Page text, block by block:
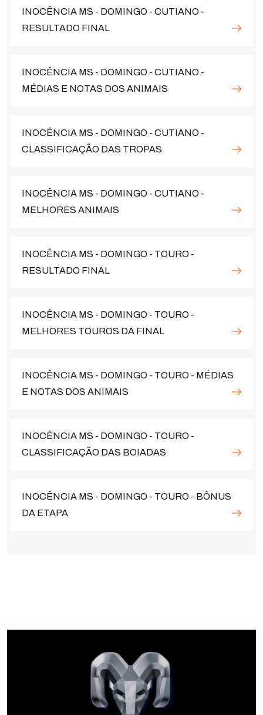
INOCÊNCIA MS - DOMINGO - CUTIANO -
RESULTADO FINAL
INOCÊNCIA MS - DOMINGO - CUTIANO -
MÉDIAS E NOTAS DOS ANIMAIS
INOCÊNCIA MS - DOMINGO - CUTIANO -
CLASSIFICAÇÃO DAS TROPAS
INOCÊNCIA MS - DOMINGO - CUTIANO -
MELHORES ANIMAIS
INOCÊNCIA MS - DOMINGO - TOURO -
RESULTADO FINAL
INOCÊNCIA MS - DOMINGO - TOURO -
MELHORES TOUROS DA FINAL
INOCÊNCIA MS - DOMINGO - TOURO - MÉDIAS
E NOTAS DOS ANIMAIS
INOCÊNCIA MS - DOMINGO - TOURO -
CLASSIFICAÇÃO DAS BOIADAS
INOCÊNCIA MS - DOMINGO - TOURO - BÔNUS
DA ETAPA